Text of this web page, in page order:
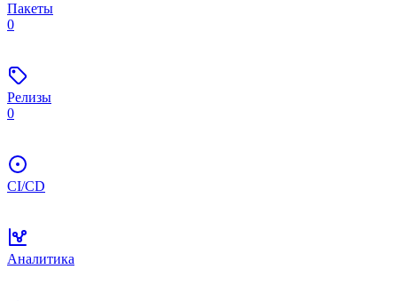
Пакеты
0
Релизы
0
CI/CD
Аналитика